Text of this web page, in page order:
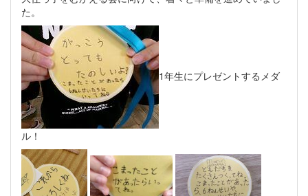
た。
1年生にプレゼントするメダ
ル！